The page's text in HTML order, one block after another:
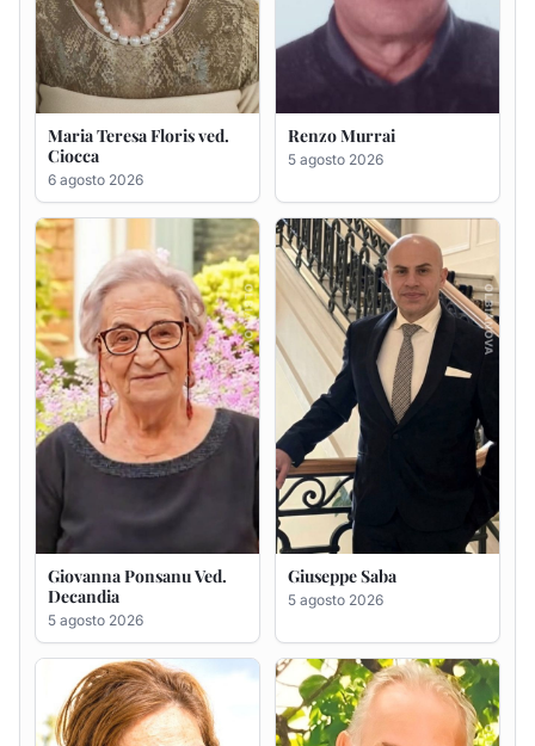
Giovanna Ponsanu Ved.
Decandia
5 agosto 2026
Giuseppe Saba
5 agosto 2026
Maria Antonietta Orrù
ved. Peddio
5 agosto 2026
Giuseppe Deiana
5 agosto 2026